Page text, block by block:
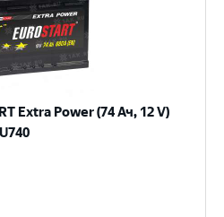
Extra Power (74 Ач, 12 V)